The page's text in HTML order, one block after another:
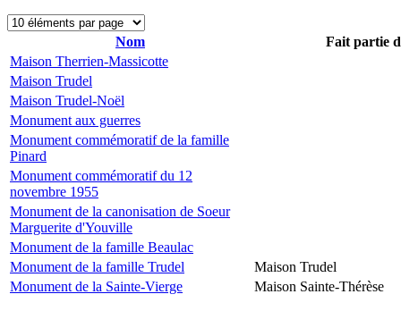
Nom
Fait partie
Maison Therrien-Massicotte
Maison Trudel
Maison Trudel-Noël
Monument aux guerres
Monument commémoratif de la famille
Pinard
Monument commémoratif du 12
novembre 1955
Monument de la canonisation de Soeur
Marguerite d'Youville
Monument de la famille Beaulac
Monument de la famille Trudel
Maison Trudel
Monument de la Sainte-Vierge
Maison Sainte-Thérèse